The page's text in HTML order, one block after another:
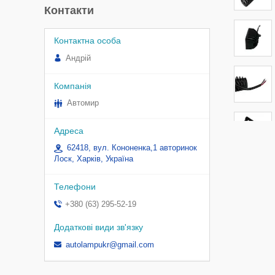
Контакти
Андрій
Автомир
62418, вул. Кононенка,1 авторинок
Лоск, Харків, Україна
+380 (63) 295-52-19
autolampukr@gmail.com